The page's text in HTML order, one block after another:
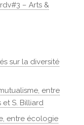
– Arts &
sur la diversité
entre
S. Billiard
entre écologie